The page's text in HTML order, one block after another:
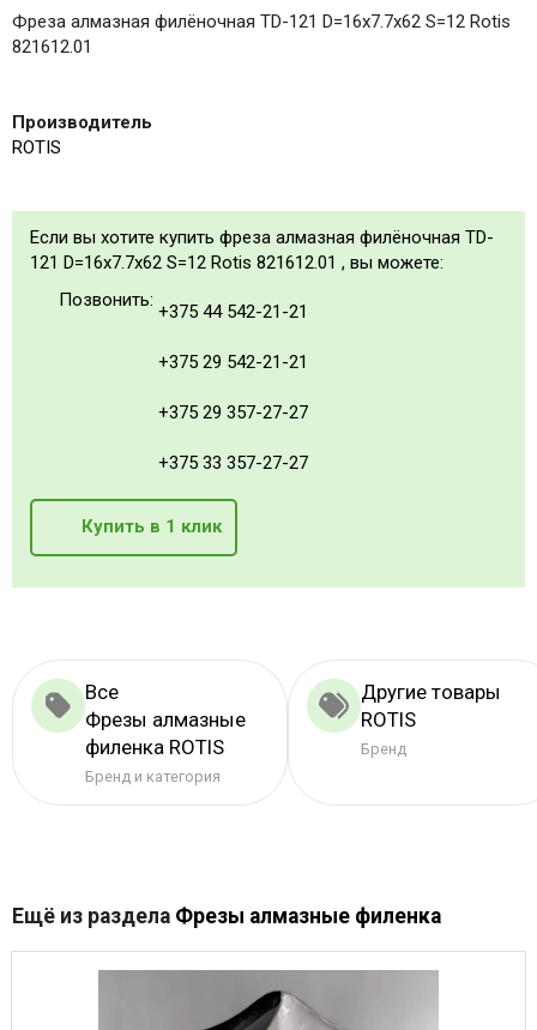
Фреза алмазная филёночная TD-121 D=16x7.7x62 S=12 Rotis
821612.01
Производитель
ROTIS
Если вы хотите купить фреза алмазная филёночная TD-
121 D=16x7.7x62 S=12 Rotis 821612.01 , вы можете:
Позвонить:
+375 44 542-21-21
+375 29 542-21-21
+375 29 357-27-27
+375 33 357-27-27
Купить в 1 клик
Все
Фрезы алмазные
филенка ROTIS
Бренд и категория
Другие товары
ROTIS
Бренд
Ещё из раздела Фрезы алмазные филенка